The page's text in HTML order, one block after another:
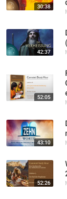
30:38
42:37
52:05
43:10
52:26